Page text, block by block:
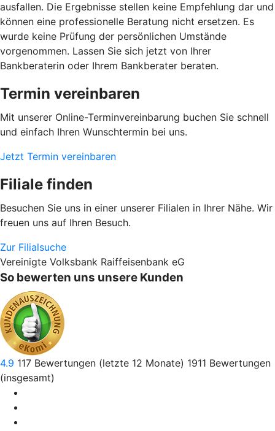
ausfallen. Die Ergebnisse stellen keine Empfehlung dar und
können eine professionelle Beratung nicht ersetzen. Es
wurde keine Prüfung der persönlichen Umstände
vorgenommen. Lassen Sie sich jetzt von Ihrer
Bankberaterin oder Ihrem Bankberater beraten.
Termin vereinbaren
Mit unserer Online-Terminvereinbarung buchen Sie schnell
und einfach Ihren Wunschtermin bei uns.
Jetzt Termin vereinbaren
Filiale finden
Besuchen Sie uns in einer unserer Filialen in Ihrer Nähe. Wir
freuen uns auf Ihren Besuch.
Zur Filialsuche
Vereinigte Volksbank Raiffeisenbank eG
So bewerten uns unsere Kunden
4.9 117 Bewertungen (letzte 12 Monate) 1911 Bewertungen
(insgesamt)